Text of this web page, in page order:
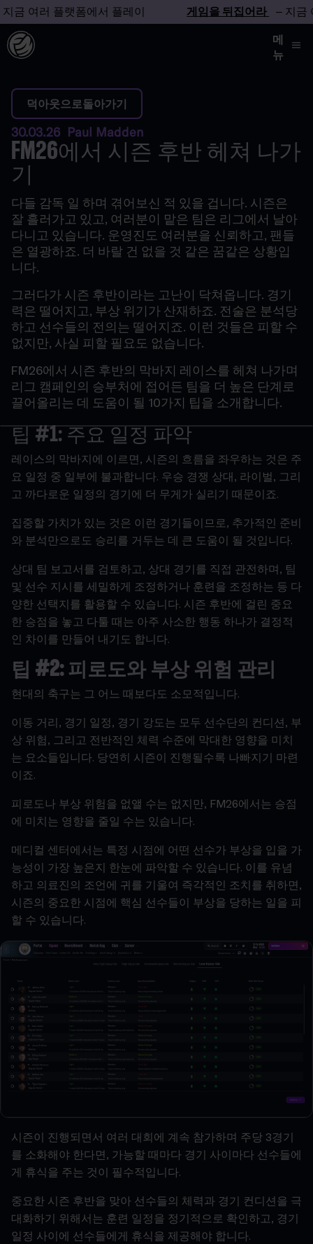
여러 플랫폼에서 플레이 게임을 뒤집어라 – 지금 여
메
뉴
덕아웃으로돌아가기
30.03.26 Paul Madden
FM26에서 시즌 후반 헤쳐 나가
기
다들 감독 일 하며 겪어보신 적 있을 겁니다. 시즌은
잘 흘러가고 있고, 여러분이 맡은 팀은 리그에서 날아
다니고 있습니다. 운영진도 여러분을 신뢰하고, 팬들
은 열광하죠. 더 바랄 건 없을 것 같은 꿈같은 상황입
니다.
그러다가 시즌 후반이라는 고난이 닥쳐옵니다. 경기
력은 떨어지고, 부상 위기가 산재하죠. 전술은 분석당
하고 선수들의 전의는 떨어지죠. 이런 것들은 피할 수
없지만, 사실 피할 필요도 없습니다.
FM26에서 시즌 후반의 막바지 레이스를 헤쳐 나가며
리그 캠페인의 승부처에 접어든 팀을 더 높은 단계로
끌어올리는 데 도움이 될 10가지 팁을 소개합니다.
팁 #1: 주요 일정 파악
레이스의 막바지에 이르면, 시즌의 흐름을 좌우하는 것은 주
요 일정 중 일부에 불과합니다. 우승 경쟁 상대 , 라이벌, 그리
고 까다로운 일정의 경기에 더 무게가 실리기 때문이죠.
집중할 가치가 있는 것은 이런 경기들이므로, 추가적인 준비
와 분석만으로도 승리를 거두는 데 큰 도움이 될 것입니다.
상대 팀 보고서를 검토하고, 상대 경기를 직접 관전하며 , 팀
및 선수 지시를 세밀하게 조정하거나 훈련을 조정하는 등 다
양한 선택지를 활용할 수 있습니다. 시즌 후반에 걸린 중요
한 승점을 놓고 다툴 때는 아주 사소한 행동 하나가 결정적
인 차이를 만들어 내기도 합니다.
팁 #2:피로도와 부상 위험 관리
현대의 축구는 그 어느 때보다도 소모적입니다.
이동 거리 , 경기 일정, 경기 강도는 모두 선수단의 컨디션, 부
상 위험 , 그리고 전반적인 체력 수준에 막대한 영향을 미치
는 요소들입니다. 당연히 시즌이 진행될수록 나빠지기 마련
이죠.
피로도나 부상 위험을 없앨 수는 없지만, FM26에서는 승점
에 미치는 영향을 줄일 수는 있습니다.
메디컬 센터에서는 특정 시점에 어떤 선수가 부상을 입을 가
능성이 가장 높은지 한눈에 파악할 수 있습니다. 이를 유념
하고 의료진의 조언에 귀를 기울여 즉각적인 조치를 취하면,
시즌의 중요한 시점에 핵심 선수들이 부상을 당하는 일을 피
할 수 있습니다.
시즌이 진행되면서 여러 대회에 계속 참가하며 주당 3경기
를 소화해야 한다면, 가능할 때마다 경기 사이마다 선수들에
게 휴식을 주는 것이 필수적입니다.
중요한 시즌 후반을 맞아 선수들의 체력과 경기 컨디션을 극
대화하기 위해서는 훈련 일정을 정기적으로 확인하고, 경기
일정 사이에 선수들에게 휴식을 제공해야 합니다.